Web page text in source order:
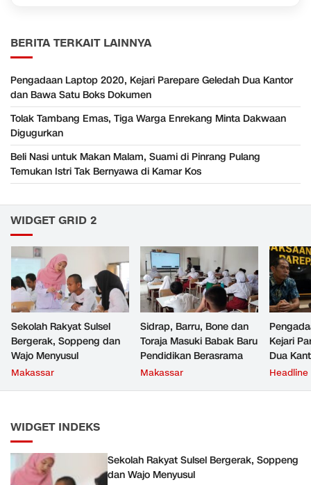
BERITA TERKAIT LAINNYA
Pengadaan Laptop 2020, Kejari Parepare Geledah Dua Kantor
dan Bawa Satu Boks Dokumen
Tolak Tambang Emas, Tiga Warga Enrekang Minta Dakwaan
Digugurkan
Beli Nasi untuk Makan Malam, Suami di Pinrang Pulang
Temukan Istri Tak Bernyawa di Kamar Kos
WIDGET GRID 2
Sekolah Rakyat Sulsel
Bergerak, Soppeng dan
Wajo Menyusul
Makassar
Sidrap, Barru, Bone dan
Toraja Masuki Babak Baru
Pendidikan Berasrama
Makassar
Kejari
Dua
Satu
Headline
WIDGET INDEKS
Sekolah Rakyat Sulsel Bergerak, Soppeng
dan Wajo Menyusul